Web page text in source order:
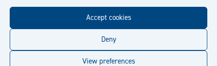
Accept cookies
Deny
View preferences